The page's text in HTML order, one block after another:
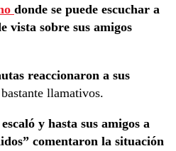
donde se puede escuchar a
vista sobre sus amigos
reaccionaron a sus
llamativos.
y hasta sus amigos a
comentaron la situación